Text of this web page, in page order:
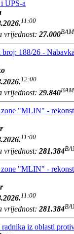
UPS-a
11:00
vrijednost: 27.000BAM
188/26 -
12:00
vrijednost: 29.840BAM
zone "MLIN" -
11:00
vrijednost: 281.384
zone "MLIN" -
11:00
vrijednost: 281.384
iz oblasti